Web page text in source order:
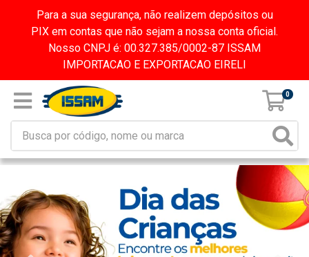
Para a sua segurança, não realizem depósitos ou
PIX em contas que não sejam a nossa conta oficial.
Nosso CNPJ é: 00.327.385/0002-87 ISSAM
IMPORTACAO E EXPORTACAO EIRELI
0